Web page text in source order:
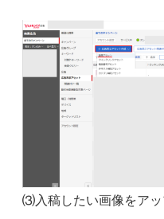
⑶入稿したい画像をアッ